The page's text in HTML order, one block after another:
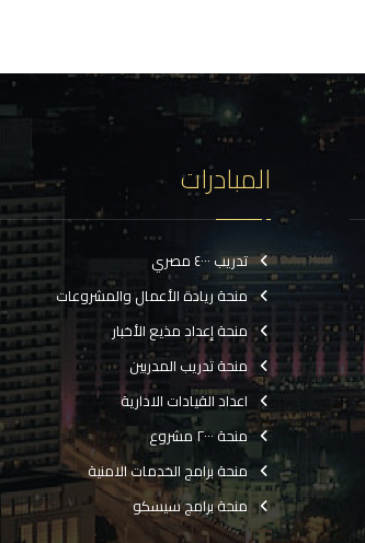
المبادرات
تدريب ٤٠٠٠ مصري
منحة ريادة الأعمال والمشروعات
منحة إعداد مذيع الأخبار
منحة تدريب المدربين
اعداد القيادات الادارية
منحة ٢٠٠٠ مشروع
منحة برامج الخدمات الامنية
منحة برامج سيسكو